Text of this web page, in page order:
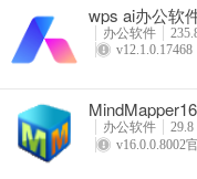
7、自动生成D3.js类型的图
推荐理由
以提升Excel的操作效率
程中的多项常用需求，
wps ai办公软
办公软件
v12.1.0.17468
办公软件
29.8
v16.0.0.8002